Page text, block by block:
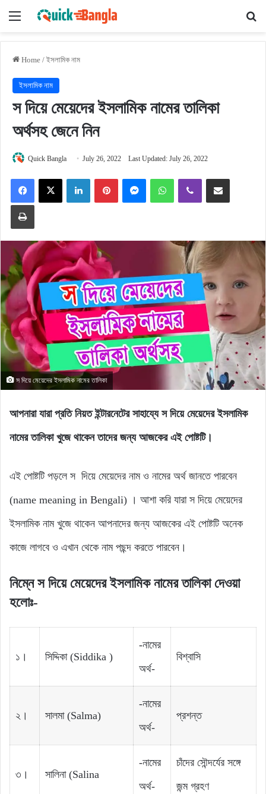
Menu
Home / ইসলামিক নাম
ইসলামিক নাম
স দিয়ে মেয়েদের ইসলামিক নামের তালিকা
অর্থসহ জেনে নিন
Quick Bangla July 26, 2022 Last Updated: July 26, 2022
FacebookX LinkedInPinterestMessengerWhatsAppViber Share via Email
Print
স দিয়ে মেয়েদের ইসলামিক নামের তালিকা
আপনারা যারা প্রতি নিয়ত ইন্টারনেটের সাহায্যে স দিয়ে মেয়েদের ইসলামিক
নামের তালিকা খুজে থাকেন তাদের জন্য আজকের এই পোষ্টটি।
এই পোষ্টটি পড়লে স দিয়ে মেয়েদের নাম ও নামের অর্থ জানতে পারবেন
(name meaning in Bengali) । আশা করি যারা স দিয়ে মেয়েদের
ইসলামিক নাম খুজে থাকেন আপনাদের জন্য আজকের এই পোষ্টটি অনেক
কাজে লাগবে ও এখান থেকে নাম পছন্দ করতে পারবেন।
নিম্নে স দিয়ে মেয়েদের ইসলামিক নামের তালিকা দেওয়া
হলোঃ-
১। সিদ্দিকা‌‌ (Siddika )
-নামের
অর্থ-
বিশ্বাসি
২। সালমা‌ (Salma)
-নামের
অর্থ-
প্রশন্ত
৩। সালিনা‌‌ (Salina
-নামের
অর্থ-
চাঁদের‌‌ সৌন্দর্যের‌‌ সঙ্গে‌‌
জন্ম গ্রহণ‌‌